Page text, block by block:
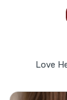
Love